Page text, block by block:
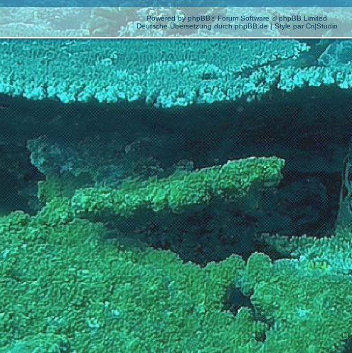
Powered by phpBB® Forum Software © phpBB Limited
Deutsche Übersetzung durchphpBB.de| Style par Cri|Studio